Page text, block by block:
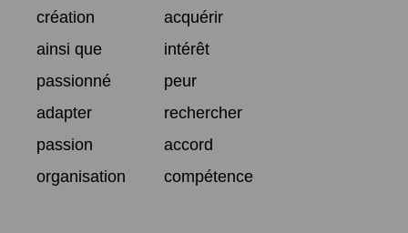
création
acquérir
ainsi que
intérêt
passionné
peur
adapter
rechercher
passion
accord
organisation
compétence